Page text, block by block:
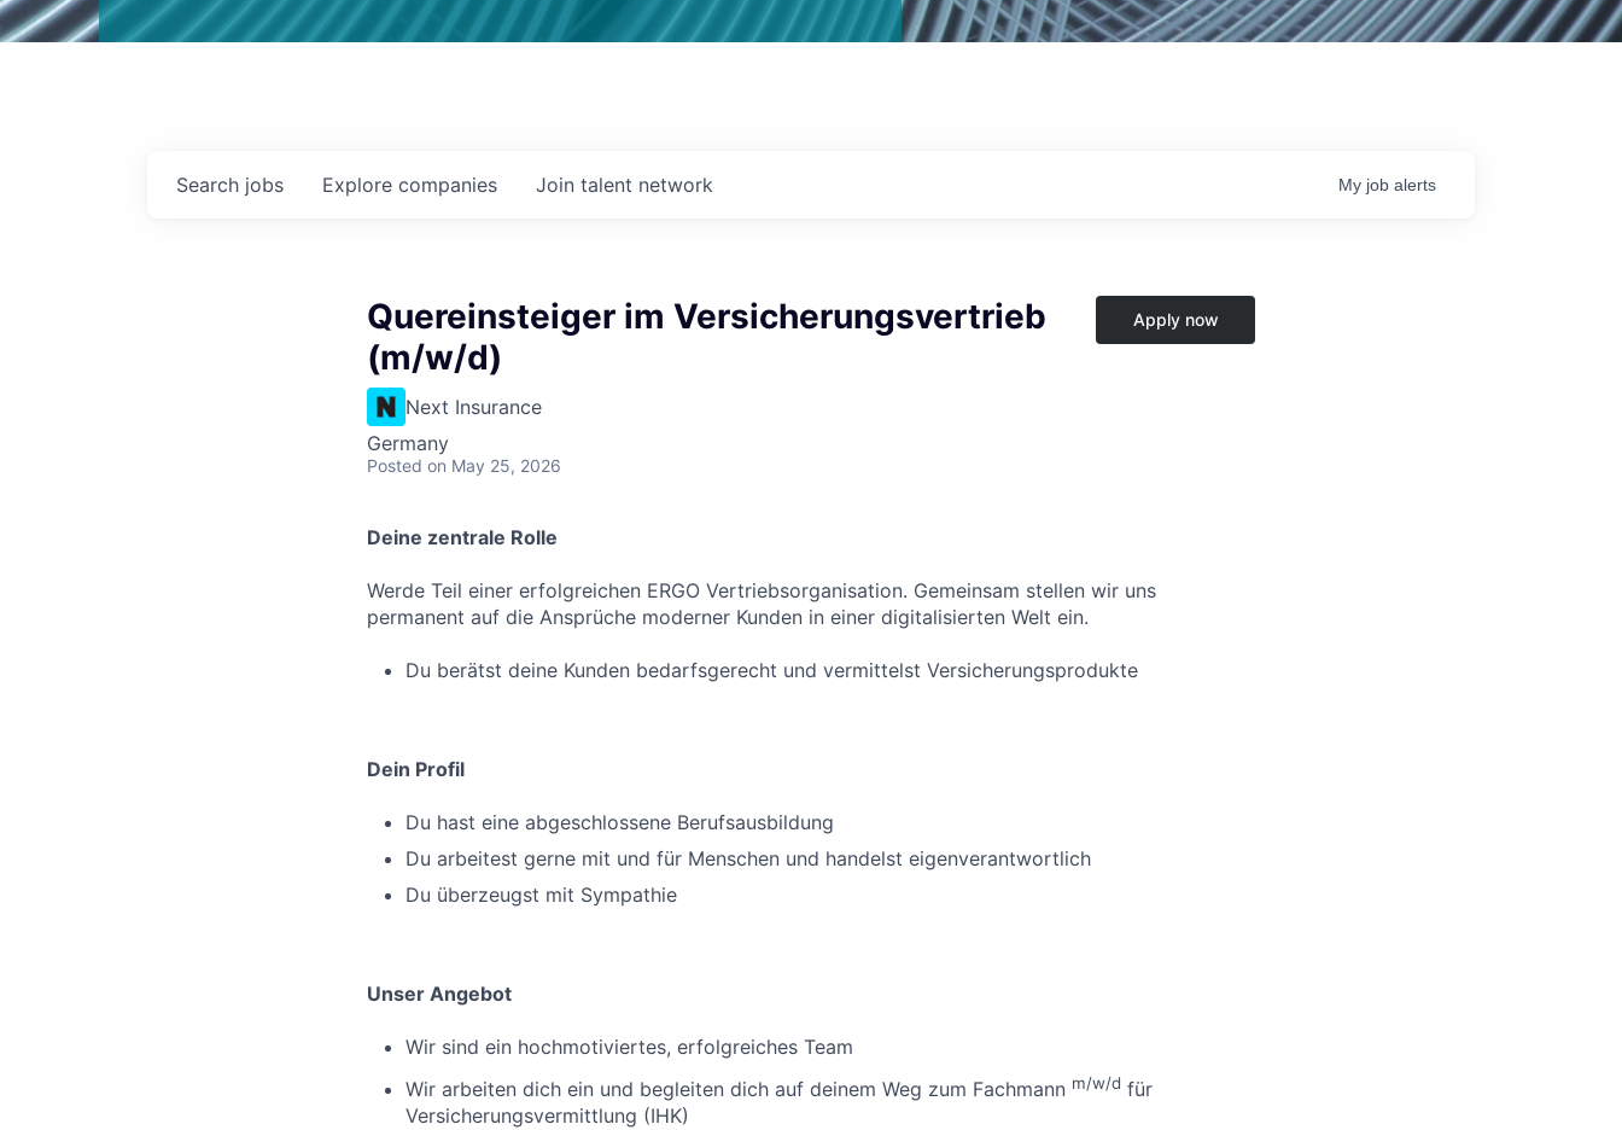
Search jobs Explore companies Join talent network My job alerts
Quereinsteiger im Versicherungsvertrieb
(m/w/d)
Next Insurance
Germany
Posted on May 25, 2026
Apply now
Deine zentrale Rolle
Werde Teil einer erfolgreichen ERGO Vertriebsorganisation. Gemeinsam stellen wir uns
permanent auf die Ansprüche moderner Kunden in einer digitalisierten Welt ein.
Du berätst deine Kunden bedarfsgerecht und vermittelst Versicherungsprodukte
Dein Profil
Du hast eine abgeschlossene Berufsausbildung
Du arbeitest gerne mit und für Menschen und handelst eigenverantwortlich
Du überzeugst mit Sympathie
Unser Angebot
Wir sind ein hochmotiviertes, erfolgreiches Team
Wir arbeiten dich ein und begleiten dich auf deinem Weg zum Fachmann m/w/d für
Versicherungsvermittlung (IHK)